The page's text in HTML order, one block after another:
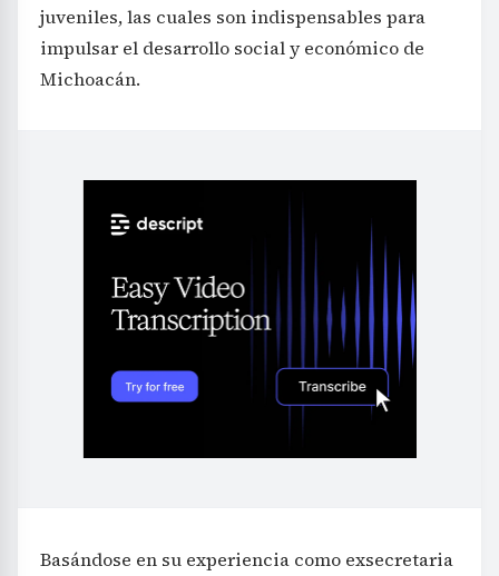
juveniles, las cuales son indispensables para
impulsar el desarrollo social y económico de
Michoacán.
Basándose en su experiencia como exsecretaria